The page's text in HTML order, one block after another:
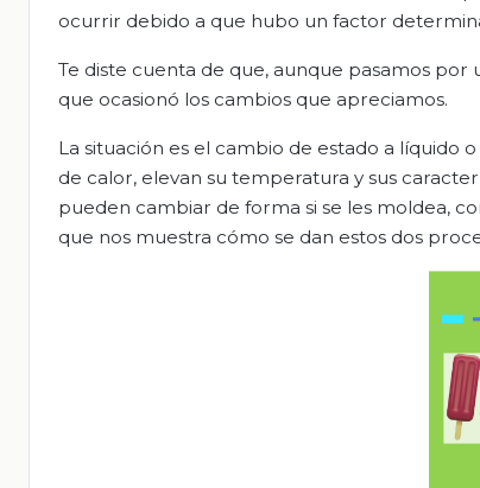
ocurrir debido a que hubo un factor
Te diste cuenta de que, aunque pasamos
que ocasionó los cambios que apreciamos.
La situación es el cambio de estado a líquido
de calor, elevan su temperatura y sus
pueden cambiar de forma si se les moldea,
que nos muestra cómo se dan estos dos